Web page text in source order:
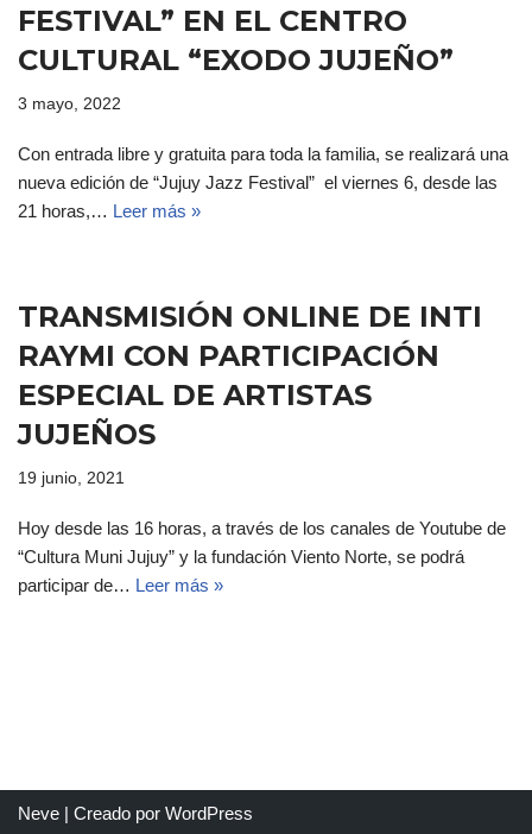
FESTIVAL” EN EL CENTRO
CULTURAL “EXODO JUJEÑO”
3 mayo, 2022
Con entrada libre y gratuita para toda la familia, se realizará una
nueva edición de “Jujuy Jazz Festival” el viernes 6, desde las
21 horas,… Leer más »
TRANSMISIÓN ONLINE DE INTI
RAYMI CON PARTICIPACIÓN
ESPECIAL DE ARTISTAS
JUJEÑOS
19 junio, 2021
Hoy desde las 16 horas, a través de los canales de Youtube de
“Cultura Muni Jujuy” y la fundación Viento Norte, se podrá
participar de… Leer más »
Neve | Creado por WordPress